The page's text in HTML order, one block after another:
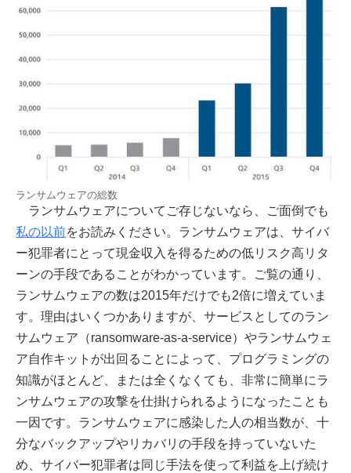
ランサムウェアの総数
ランサムウェアについてご存じないなら、ご面倒でも
私の以前をお読みください。ランサムウェアは、サイバ
ー犯罪者にとって現金収入を得るための低リスク高リタ
ーンの手段であることがわかっています。ご覧の通り、
ランサムウェアの数は2015年だけでも2倍に増えていま
す。理由はいくつかありますが、サービスとしてのラン
サムウェア（ransomware-as-a-service）やランサムウェ
ア自作キットが出回ることによって、プログラミングの
知識がほとんど、または全くなくても、非常に簡単にラ
ンサムウェアの攻撃を仕掛けられるようになったことも
一因です。ランサムウェアに感染した人の相当数が、十
分なバックアップやリカバリの手段を持っていないた
め、サイバー犯罪者は同じ手法を使って利益を上げ続け